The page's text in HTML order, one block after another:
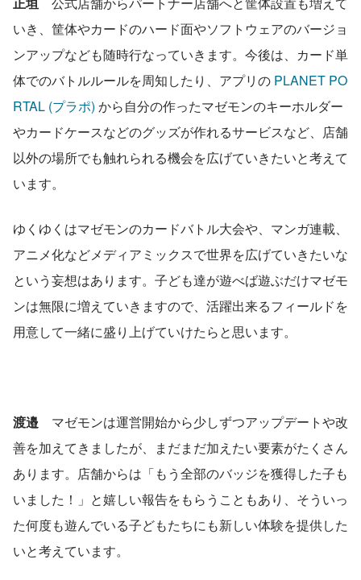
いき、筐体やカードのハード面やソフトウェアのバージョ
ンアップなども随時行なっていきます。今後は、カード単
体でのバトルルールを周知したり、アプリの PLANET PO
RTAL (プラポ) から自分の作ったマゼモンのキーホルダー
やカードケースなどのグッズが作れるサービスなど、店舗
以外の場所でも触れられる機会を広げていきたいと考えて
います。
ゆくゆくはマゼモンのカードバトル大会や、マンガ連載、
アニメ化などメディアミックスで世界を広げていきたいな
という妄想はあります。子ども達が遊べば遊ぶだけマゼモ
ンは無限に増えていきますので、活躍出来るフィールドを
用意して一緒に盛り上げていけたらと思います。
渡邉 マゼモンは運営開始から少しずつアップデートや改
善を加えてきましたが、まだまだ加えたい要素がたくさん
あります。店舗からは「もう全部のバッジを獲得した子も
いました！」と嬉しい報告をもらうこともあり、そういっ
た何度も遊んでいる子どもたちにも新しい体験を提供した
いと考えています。